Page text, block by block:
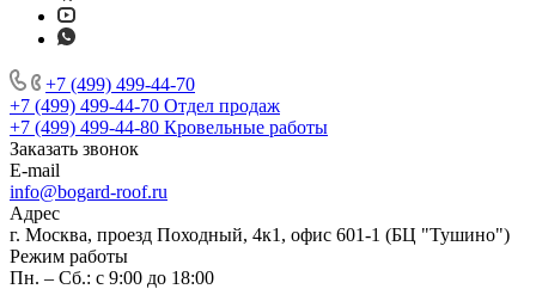
+7 (499) 499-44-70
+7 (499) 499-44-70 Отдел продаж
+7 (499) 499-44-80 Кровельные работы
Заказать звонок
E-mail
info@bogard-roof.ru
Адрес
г. Москва, проезд Походный, 4к1, офис 601-1 (БЦ "Тушино")
Режим работы
Пн. – Сб.: с 9:00 до 18:00